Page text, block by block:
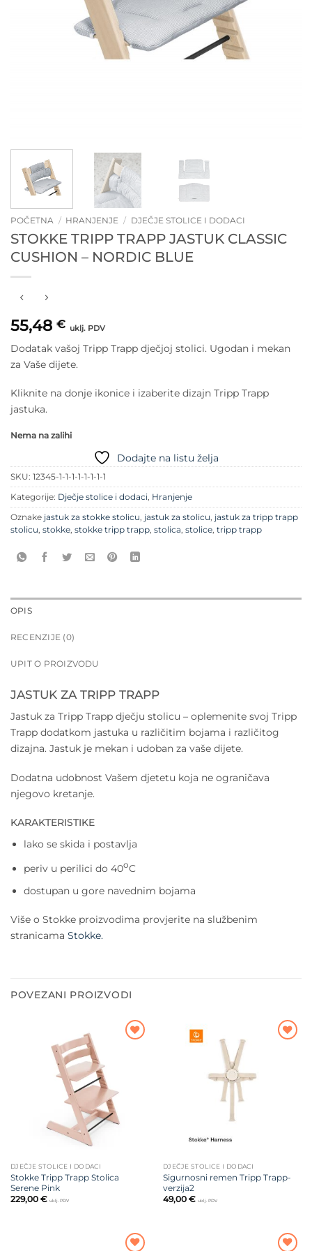
POČETNA / HRANJENJE / DJEČJE STOLICE I DODACI
STOKKE TRIPP TRAPP JASTUK CLASSIC
CUSHION – NORDIC BLUE
55,48 € uklj. PDV
Dodatak vašoj Tripp Trapp dječjoj stolici. Ugodan i mekan
za Vaše dijete.
Kliknite na donje ikonice i izaberite dizajn Tripp Trapp
jastuka.
Nema na zalihi
Dodajte na listu želja
SKU: 12345-1-1-1-1-1-1-1-1
Kategorije: Dječje stolice i dodaci Hranjenje
Oznake jastuk za stokke stolicu jastuk za stolicu jastuk za tripp trapp
stolicu stokke stokke tripp trapp stolica stolice tripp trapp
OPIS
RECENZIJE (0)
UPIT O PROIZVODU
JASTUK ZA TRIPP TRAPP
Jastuk za Tripp Trapp dječju stolicu – oplemenite svoj Tripp
Trapp dodatkom jastuka u različitim bojama i različitog
dizajna. Jastuk je mekan i udoban za vaše dijete.
Dodatna udobnost Vašem djetetu koja ne ograničava
njegovo kretanje.
KARAKTERISTIKE
lako se skida i postavlja
periv u perilici do 40oC
dostupan u gore navednim bojama
Više o Stokke proizvodima provjerite na službenim
stranicama Stokke.
POVEZANI PROIZVODI
DJEČJE STOLICE I DODACI
Stokke Tripp Trapp Stolica
Serene Pink
229,00 € uklj. PDV
DJEČJE STOLICE I DODACI
Sigurnosni remen Tripp Trapp-
verzija2
49,00 € uklj. PDV